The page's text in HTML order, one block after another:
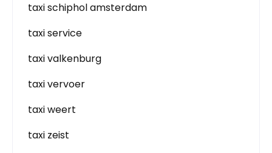
taxi schiphol amsterdam
taxi service
taxi valkenburg
taxi vervoer
taxi weert
taxi zeist